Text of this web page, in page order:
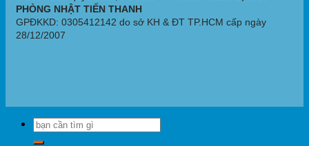
PHÒNG NHẬT TIẾN THANH
GPĐKKD: 0305412142 do sở KH & ĐT TP.HCM cấp ngày
28/12/2007